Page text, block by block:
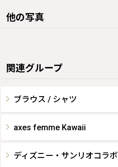
他の写真
関連グループ
ブラウス / シャツ
axes femme Kawaii
ディズニー・サンリオコラボ